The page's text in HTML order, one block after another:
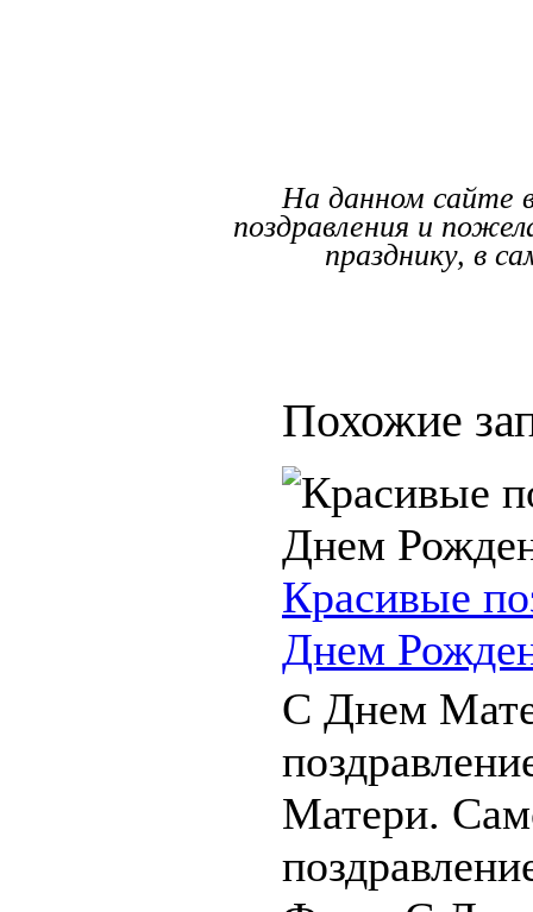
На данном сайте
поздравления и
празднику, в
Похожие
Красивые
Днем
С Днем
Матери.